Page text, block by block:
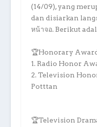
(14/09), yang
dan disiarkan
หน้าจอ. Berikut
🏆Honorary
1. Radio Honor
2. Television
Potttan
🏆Television